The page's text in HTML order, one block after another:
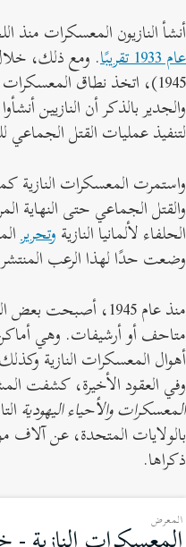
النازيون المعسكرات منذ
تقريبًا . ومع ذلك،
1945)، اتخذ نطاق
بالذكر أن النازيين
عمليات القتل الجماعي
المعسكرات النازية
الجماعي حتى النهاية
لألمانيا النازيةوتحرير
حدًا لهذا الرعب
منذ عام 1945، أصبحت
أو أرشيفات. وهي أماكن
المعسكرات النازية
العقود الأخيرة، كشفت
والأحياء اليهودية
المتحدة، عن آلاف
المعرض